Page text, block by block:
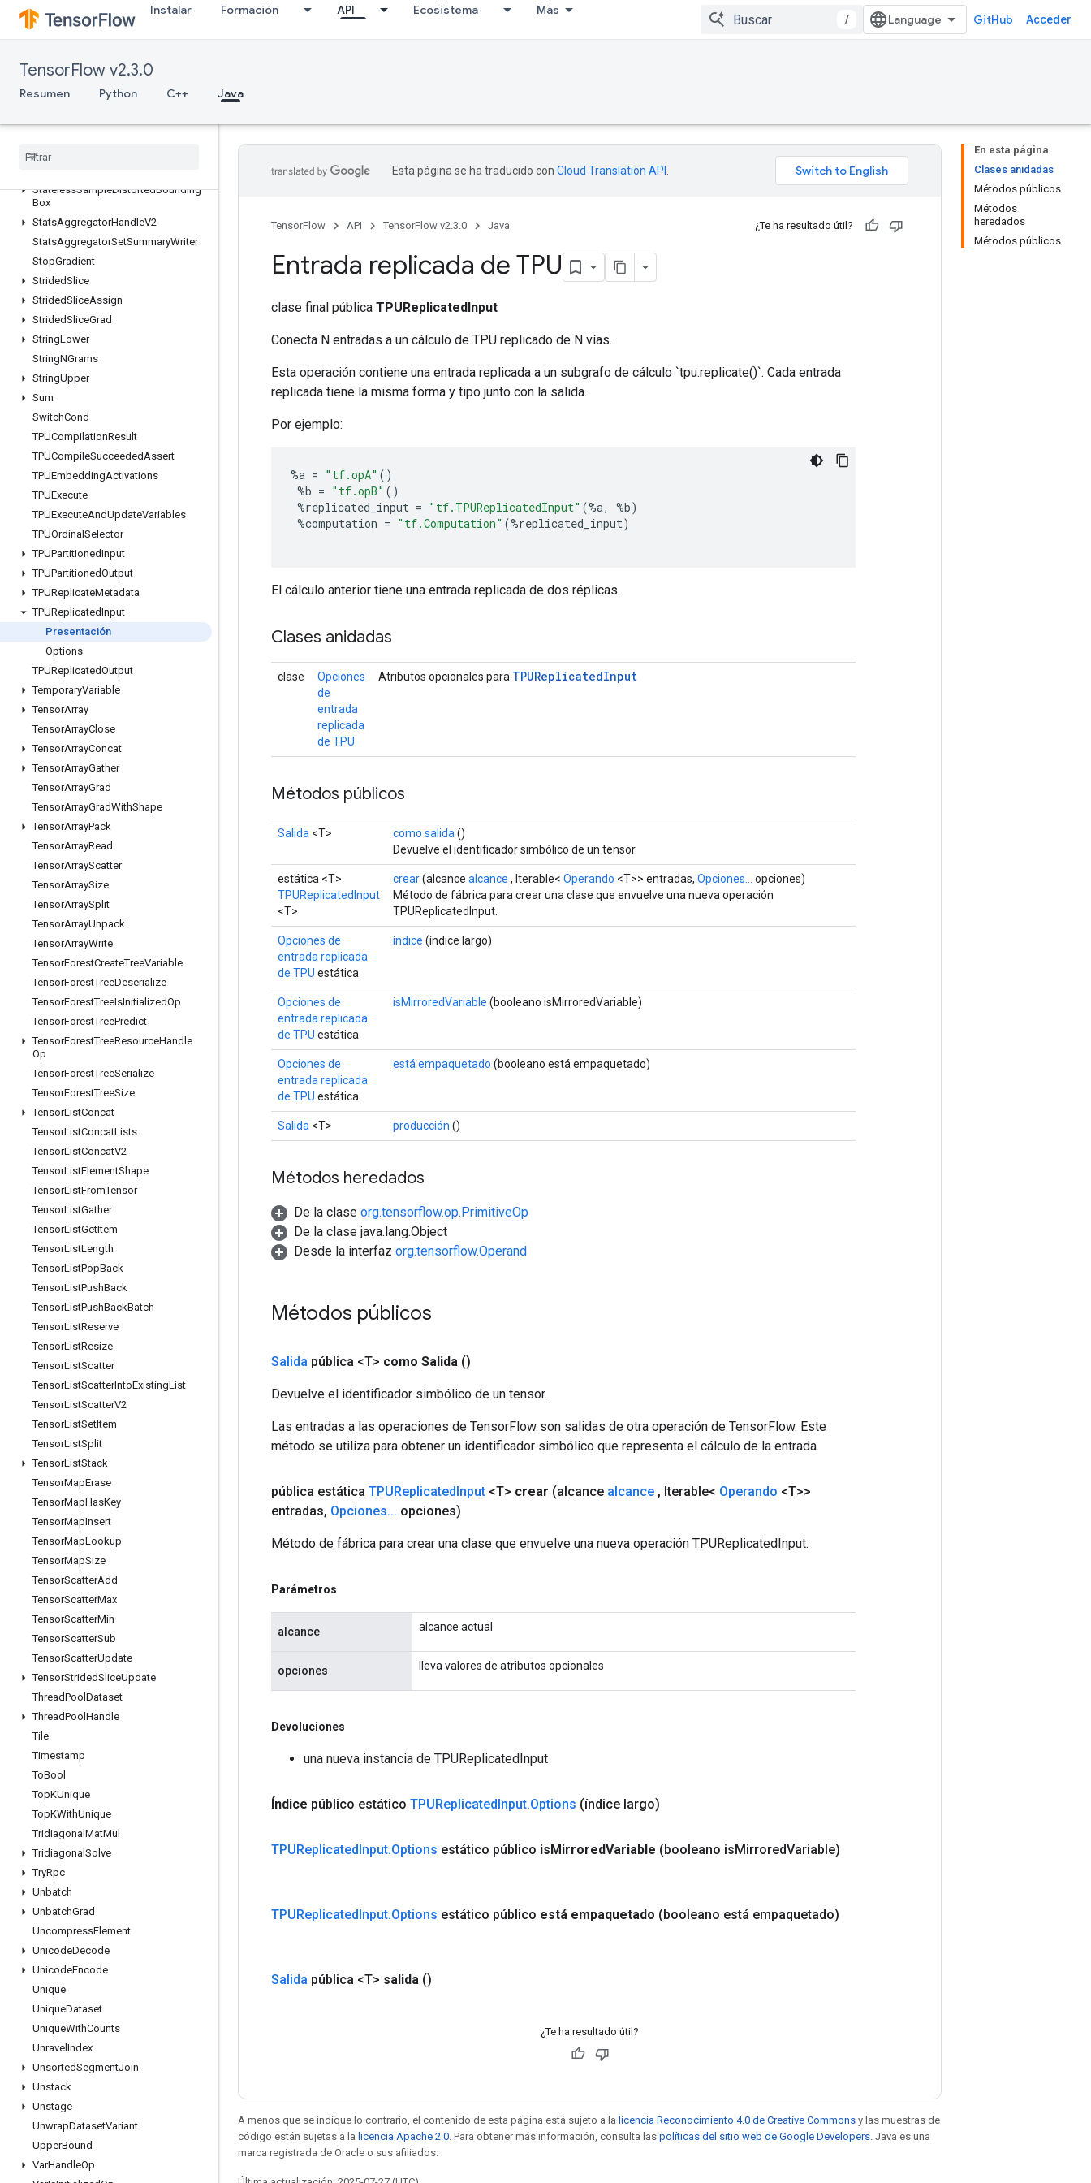
Instalar Formación API Ecosistema Más
/ GitHub Acceder
TensorFlow v2.3.0
Resumen Python C++ Java
StatefulUniform
StatefulUniformFullInt
StatelessParameterizedTruncatedNo
rmal
Stateless
StatelessSampleDistortedBounding
Box
StatsAggregatorHandleV2
StatsAggregatorSetSummaryWriter
StopGradient
StridedSlice
StridedSliceAssign
StridedSliceGrad
StringLower
StringNGrams
StringUpper
Sum
SwitchCond
TPUCompilationResult
TPUCompileSucceededAssert
TPUEmbeddingActivations
TPUExecute
TPUExecuteAndUpdateVariables
TPUOrdinal Selector
TPUPartitionedInput
TPUPartitionedOutput
TPUReplicateMetadata
TPUReplicatedInput
Presentación
Options
TPUReplicatedOutput
TemporaryVariable
TensorArray
TensorArrayClose
TensorArrayConcat
TensorArrayGather
TensorArrayGrad
TensorArrayGradWithShape
TensorArrayPack
TensorArrayRead
TensorArrayScatter
TensorArraySize
TensorArraySplit
TensorArrayUnpack
TensorArrayWrite
TensorForestCreateTreeVariable
TensorForestTreeDeserialize
TensorForestTreeIsInitializedOp
TensorForestTreePredict
TensorForestTreeResourceHandle
Op
TensorForestTreeSerialize
TensorForestTreeSize
TensorListConcat
TensorListConcatLists
TensorListConcatV2
TensorListElementShape
TensorListFromTensor
TensorListGather
TensorListGetItem
TensorListLength
TensorListPopBack
TensorListPushBack
TensorListPushBackBatch
TensorListReserve
TensorListResize
TensorListScatter
TensorListScatterIntoExistingList
TensorListScatterV2
TensorListSetItem
TensorListSplit
TensorListStack
TensorMapErase
TensorMapHasKey
TensorMapInsert
TensorMapLookup
TensorMapSize
TensorScatterAdd
TensorScatterMax
TensorScatterMin
TensorScatterSub
TensorScatterUpdate
TensorStridedSliceUpdate
ThreadPool Dataset
ThreadPool Handle
Tile
Timestamp
ToBool
TopKUnique
TopKWithUnique
Tridiagonal MatMul
Tridiagonal Solve
TryRpc
Unbatch
UnbatchGrad
UncompressElement
UnicodeDecode
UnicodeEncode
Unique
UniqueDataset
UniqueWithCounts
Unravel Index
UnsortedSegmentJoin
Unstack
Unstage
UnwrapDatasetVariant
UpperBound
VarHandleOp
En esta página
Clases anidadas
Métodos públicos
Métodos
heredados
Métodos públicos
Esta página se ha traducido con Cloud Translation API
TensorFlow API TensorFlow v2.3.0 Java ¿Te ha resultado útil?
Entrada replicada de TPU
clase final pública TPUReplicatedInput
Conecta N entradas a un cálculo de TPU replicado de N vías.
Esta operación contiene una entrada replicada a un subgrafo de cálculo `tpu.replicate()`. Cada entrada
replicada tiene la misma forma y tipo junto con la salida.
Por ejemplo:
%a = "tf.opA" ()
%b = "tf.opB" ()
%replicated_input = "tf.TPUReplicatedInput" (%a, %b)
%computation = "tf.Computation" (%replicated_input)
El cálculo anterior tiene una entrada replicada de dos réplicas.
Clases anidadas
clase
Opciones
de
entrada
replicada
de TPU
Atributos opcionales para TPUReplicatedInput
Métodos públicos
Salida <T> como salida ()
Devuelve el identificador simbólico de un tensor.
estática <T>
TPUReplicatedInput
<T>
crear(alcance alcance , Iterable< Operando <T>> entradas, Opciones...
opciones)
Método de fábrica para crear una clase que envuelve una nueva operación
TPUReplicatedInput.
Opciones de
entrada replicada
de TPU estática
índice (índice largo)
Opciones de
entrada replicada
de TPU estática
isMirroredVariable (booleano isMirroredVariable)
Opciones de
entrada replicada
de TPU estática
está empaquetado (booleano está empaquetado)
Salida <T> producción ()
Métodos heredados
De la clase org.tensorflow.op.PrimitiveOp
De la clase java.lang.Object
Desde la interfaz org.tensorflow.Operand
Métodos públicos
Salida pública <T> como Salida ()
Devuelve el identificador simbólico de un tensor.
Las entradas a las operaciones de TensorFlow son salidas de otra operación de TensorFlow. Este
método se utiliza para obtener un identificador simbólico que representa el cálculo de la entrada.
pública estática TPUReplicatedInput <T> crear (alcance alcance , Iterable< Operando <T>>
entradas, Opciones... opciones)
Método de fábrica para crear una clase que envuelve una nueva operación TPUReplicatedInput.
Parámetros
alcance alcance actual
opciones lleva valores de atributos opcionales
Devoluciones
una nueva instancia de TPUReplicatedInput
Índice público estático TPUReplicatedInput.Options (índice largo)
TPUReplicatedInput.Options estático público isMirroredVariable (booleano isMirroredVariable)
TPUReplicatedInput.Options estático público está empaquetado (booleano está empaquetado)
Salida pública <T> salida ()
¿Te ha resultado útil?
A menos que se indique lo contrario, el contenido de esta página está sujeto a la licencia Reconocimiento 4.0 de Creative Commons y las muestras de
código están sujetas a la licencia Apache 2.0 . Para obtener más información, consulta las políticas del sitio web de Google Developers . Java es una
marca registrada de Oracle o sus afiliados.